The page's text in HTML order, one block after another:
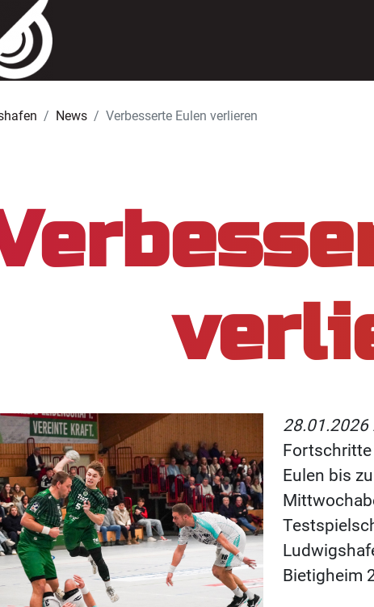
News
Verbesserte Eulen verlieren
Fortschritte
Eulen bis
Bietigheim